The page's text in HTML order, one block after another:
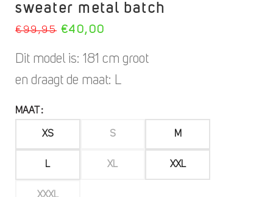
sweater metal batch
€99,95 €40,00
Dit model is: 181 cm groot
en draagt de maat: L
MAAT
XS S M
L XL XXL